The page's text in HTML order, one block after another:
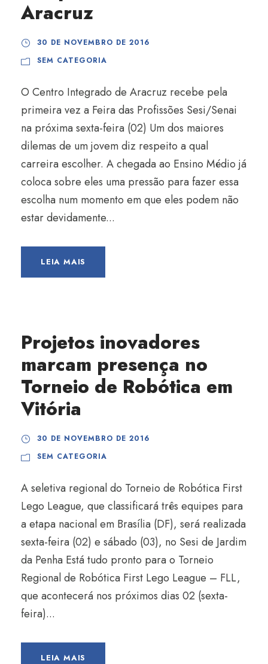
Aracruz
30 DE NOVEMBRO DE 2016
SEM CATEGORIA
O Centro Integrado de Aracruz recebe pela
primeira vez a Feira das Profissões Sesi/Senai
na próxima sexta-feira (02) Um dos maiores
dilemas de um jovem diz respeito a qual
carreira escolher. A chegada ao Ensino Médio já
coloca sobre eles uma pressão para fazer essa
escolha num momento em que eles podem não
estar devidamente...
LEIA MAIS
Projetos inovadores
marcam presença no
Torneio de Robótica em
Vitória
30 DE NOVEMBRO DE 2016
SEM CATEGORIA
A seletiva regional do Torneio de Robótica First
Lego League, que classificará três equipes para
a etapa nacional em Brasília (DF), será realizada
sexta-feira (02) e sábado (03), no Sesi de Jardim
da Penha Está tudo pronto para o Torneio
Regional de Robótica First Lego League – FLL,
que acontecerá nos próximos dias 02 (sexta-
feira)...
LEIA MAIS